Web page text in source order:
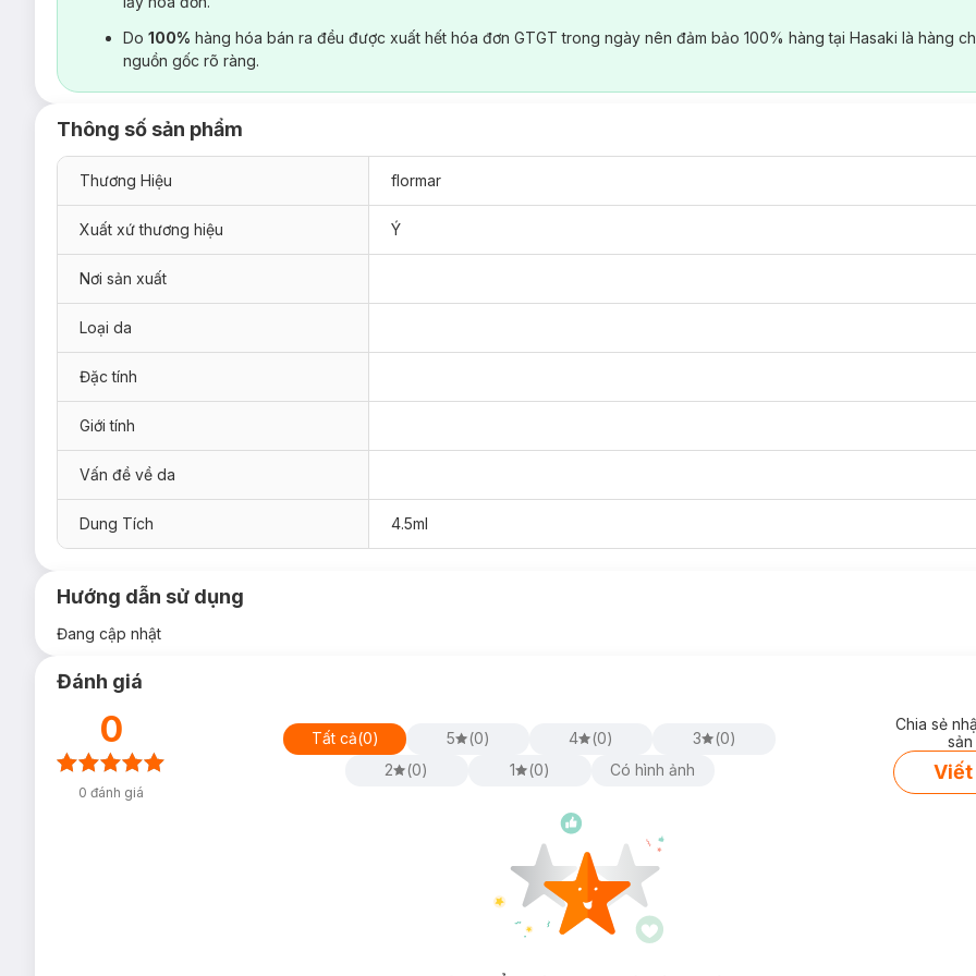
Do 100% hàng hóa bán ra đều được xuất hết hóa đơn GTGT trong ngày nên đảm bảo 100% hàng tại Hasaki là hàng
nguồn gốc rõ ràng.
Thông số sản phẩm
Thương Hiệu flormar
Xuất xứ thương hiệu Ý
Nơi sản xuất
Loại da
Đặc tính
Giới tính
Vấn đề về da
Dung Tích 4.5ml
Hướng dẫn sử dụng
Đang cập nhật
Đánh giá
0
0 đánh giá
Tất cả(0) 5 (0) 4 (0) 3 (0)
2
(0) 1 (0) Có hình ảnh
Chia sẻ
Viết